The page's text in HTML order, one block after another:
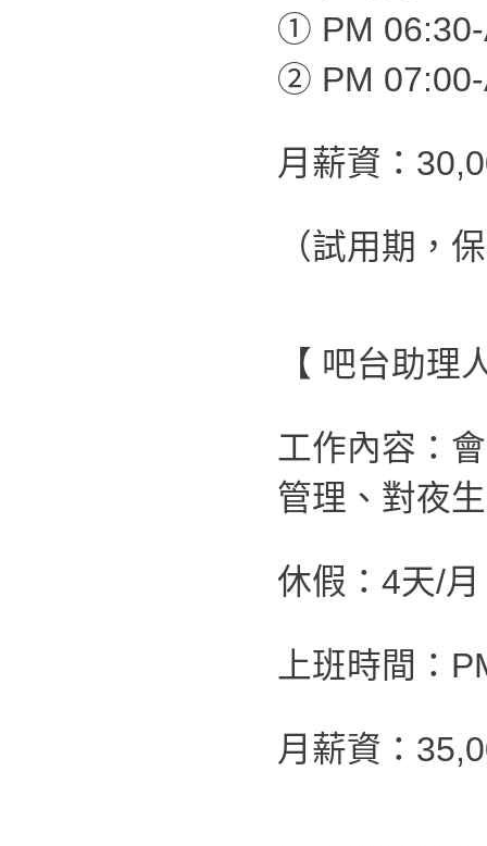
① PM
② PM
月薪資：
（試用期，
【 吧台助理
工作內容：
管理、對夜
休假：4天/
上班時間：
月薪資：